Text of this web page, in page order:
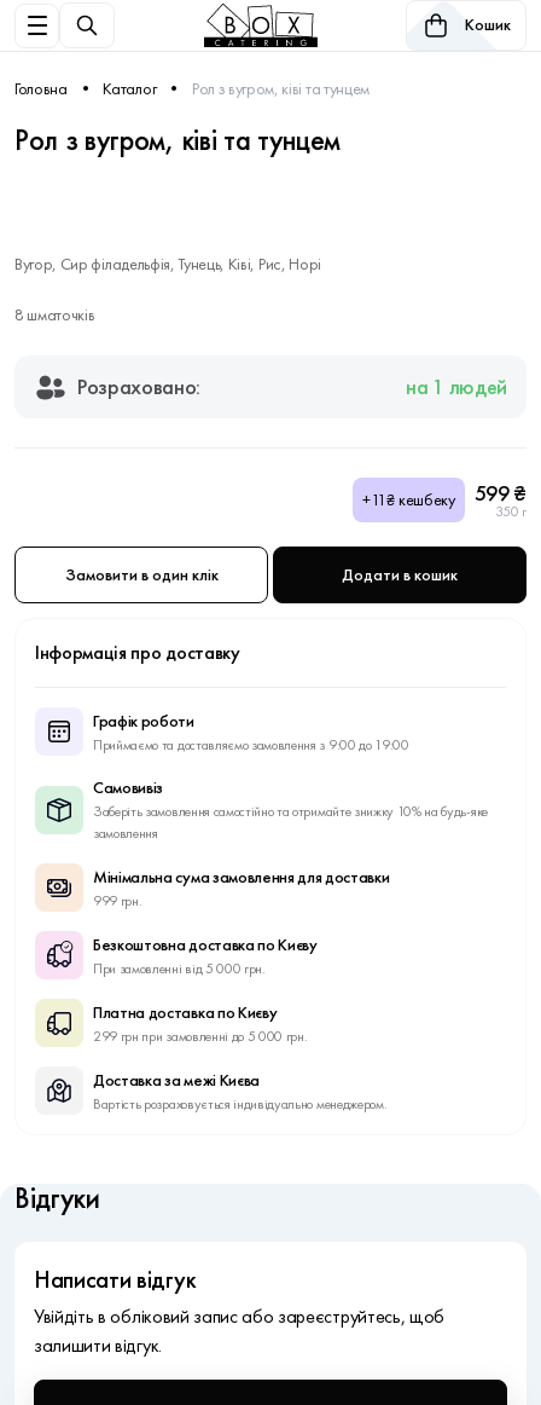
Кошик
Головна Каталог Рол з вугром, ківі та тунцем
Рол з вугром, ківі та тунцем
Вугор, Сир філадельфія, Тунець, Ківі, Рис, Норі
8 шматочків
Розраховано: на 1 людей
+11₴ кешбеку 599 ₴
350 г
Замовити в один клік Додати в кошик
Інформація про доставку
Графік роботи
Приймаємо та доставляємо замовлення з 9:00 до 19:00
Самовивіз
Заберіть замовлення самостійно та отримайте знижку 10% на будь-яке
замовлення
Мінімальна сума замовлення для доставки
999 грн.
Безкоштовна доставка по Києву
При замовленні від 5 000 грн.
Платна доставка по Києву
299 грн при замовленні до 5 000 грн.
Доставка за межі Києва
Вартість розраховується індивідуально менеджером.
Відгуки
Написати відгук
Увійдіть в обліковий запис або зареєструйтесь, щоб
залишити відгук.